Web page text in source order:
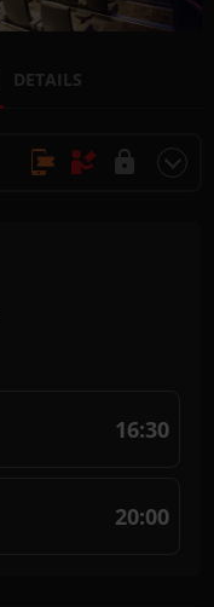
DETAILS
16:30
20:00